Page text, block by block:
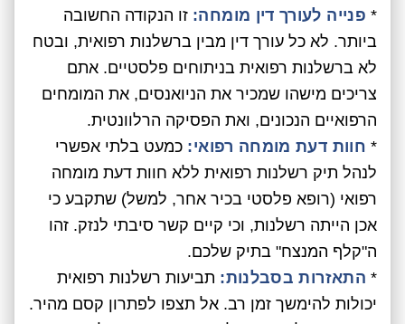
* פנייה לעורך דין מומחה: זו הנקודה החשובה
ביותר. לא כל עורך דין מבין ברשלנות רפואית, ובטח
לא ברשלנות רפואית בניתוחים פלסטיים. אתם
צריכים מישהו שמכיר את הניואנסים, את המומחים
הרפואיים הנכונים, ואת הפסיקה הרלוונטית.
* חוות דעת מומחה רפואי: כמעט בלתי אפשרי
לנהל תיק רשלנות רפואית ללא חוות דעת מומחה
רפואי (רופא פלסטי בכיר אחר, למשל) שתקבע כי
אכן הייתה רשלנות, וכי קיים קשר סיבתי לנזק. זהו
ה"קלף המנצח" בתיק שלכם.
* התאזרות בסבלנות: תביעות רשלנות רפואית
יכולות להימשך זמן רב. אל תצפו לפתרון קסם מהיר.